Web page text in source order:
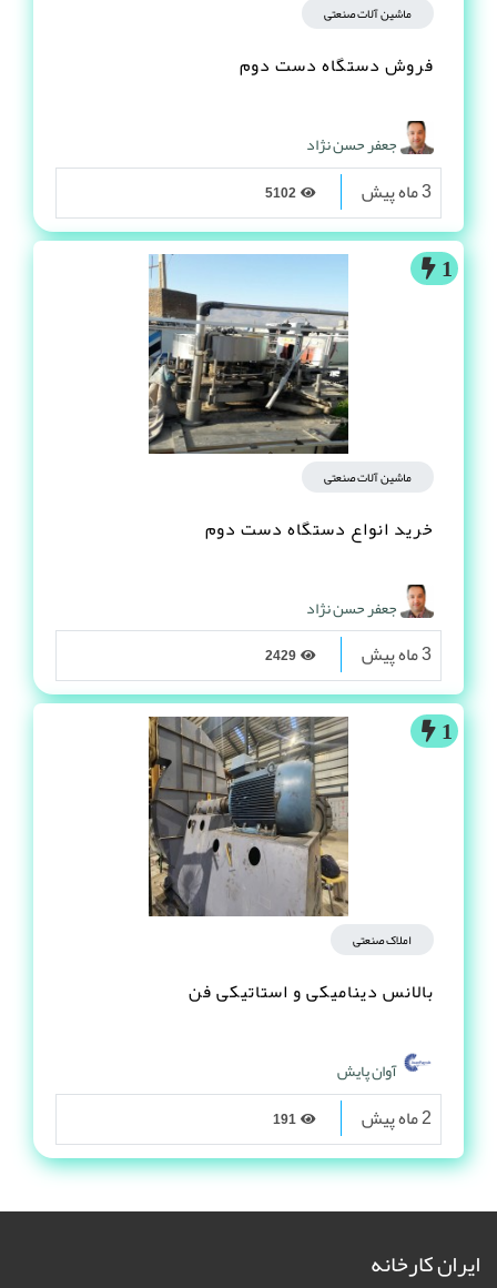
ماشین آلات صنعتی
فروش دستگاه دست دوم
جعفر حسن نژاد
3 ماه پیش
1
ماشین آلات صنعتی
خرید انواع دستگاه دست دوم
جعفر حسن نژاد
3 ماه پیش
1
املاک صنعتی
بالانس دینامیکی و استاتیکی فن
آوان پایش
2 ماه پیش
ایران کارخانه